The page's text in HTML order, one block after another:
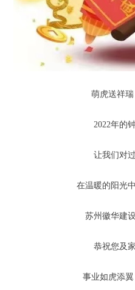
萌虎送祥
2022年的
让我们对
在温暖的阳光
苏州徽华建
恭祝您及
事业如虎添